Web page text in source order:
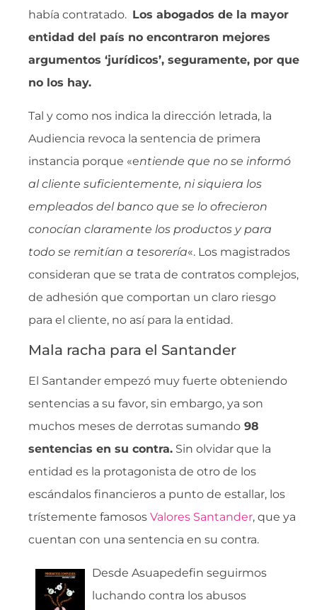
había contratado. Los abogados de la mayor
entidad del país no encontraron mejores
argumentos ‘jurídicos’, seguramente, por que
no los hay.
Tal y como nos indica la dirección letrada, la
Audiencia revoca la sentencia de primera
instancia porque «entiende que no se informó
al cliente suficientemente, ni siquiera los
empleados del banco que se lo ofrecieron
conocían claramente los productos y para
todo se remitían a tesorería«. Los magistrados
consideran que se trata de contratos complejos,
de adhesión que comportan un claro riesgo
para el cliente, no así para la entidad.
Mala racha para el Santander
El Santander empezó muy fuerte obteniendo
sentencias a su favor, sin embargo, ya son
muchos meses de derrotas sumando 98
sentencias en su contra. Sin olvidar que la
entidad es la protagonista de otro de los
escándalos financieros a punto de estallar, los
trístemente famosos Valores Santander, que ya
cuentan con una sentencia en su contra.
Desde Asuapedefin seguirmos
luchando contra los abusos